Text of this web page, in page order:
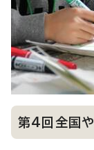
第4回全国